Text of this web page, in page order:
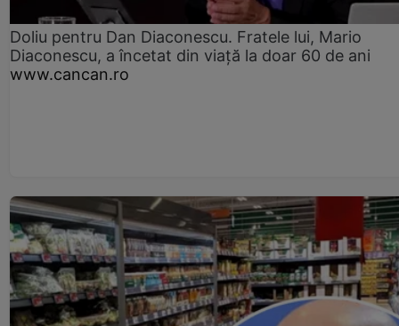
Doliu pentru Dan Diaconescu. Fratele lui, Mario
Diaconescu, a încetat din viață la doar 60 de ani
www.cancan.ro